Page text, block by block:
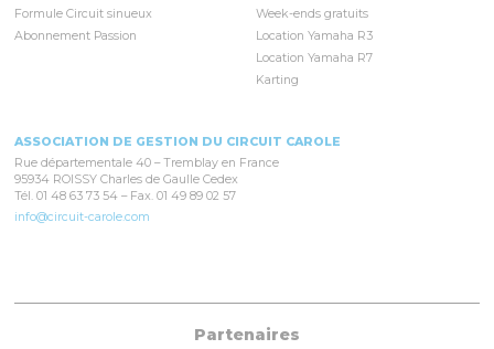
Formule Circuit sinueux
Abonnement Passion
Week-ends gratuits
Location Yamaha R3
Location Yamaha R7
Karting
ASSOCIATION DE GESTION DU CIRCUIT CAROLE
Rue départementale 40 – Tremblay en France
95934 ROISSY Charles de Gaulle Cedex
Tél. 01 48 63 73 54 – Fax. 01 49 89 02 57
info@circuit-carole.com
Partenaires